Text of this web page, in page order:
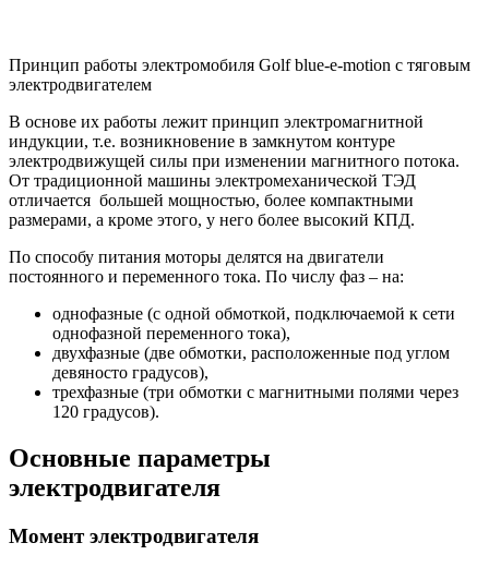
Принцип работы электромобиля Golf blue-e-motion с тяговым
электродвигателем
В основе их работы лежит принцип электромагнитной
индукции, т.е. возникновение в замкнутом контуре
электродвижущей силы при изменении магнитного потока.
От традиционной машины электромеханической ТЭД
отличается большей мощностью, более компактными
размерами, а кроме этого, у него более высокий КПД.
По способу питания моторы делятся на двигатели
постоянного и переменного тока. По числу фаз – на:
однофазные (с одной обмоткой, подключаемой к сети
однофазной переменного тока),
двухфазные (две обмотки, расположенные под углом
девяносто градусов),
трехфазные (три обмотки с магнитными полями через
120 градусов).
Основные параметры
электродвигателя
Момент электродвигателя